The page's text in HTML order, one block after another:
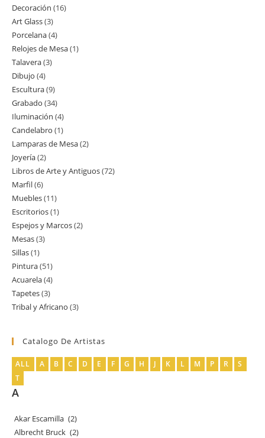
productos
Decoración 1616
Art Glass 33
productos
Porcelana 44
productos
Relojes de Mesa 11
Talavera 33
Dibujo 44
productos
Escultura 99
productos
Grabado 3434
productos
Iluminación 44
productos
Candelabro 11
producto
Lamparas de Mesa 22
Joyería 22
productos
Libros de Arte y Antiguos 7272
Marfil 66
productos
Muebles 1111
productos
Escritorios 11
producto
Espejos y Marcos 22
Mesas 33
Sillas 11
producto
Pintura 5151
productos
Acuarela 44
productos
Tapetes 33
productos
Tribal y Africano 33
Catalogo De Artistas
ALL A B C D E F G H J K L M P R
S
T
A
Akar Escamilla (2)
Albrecht Bruck (2)